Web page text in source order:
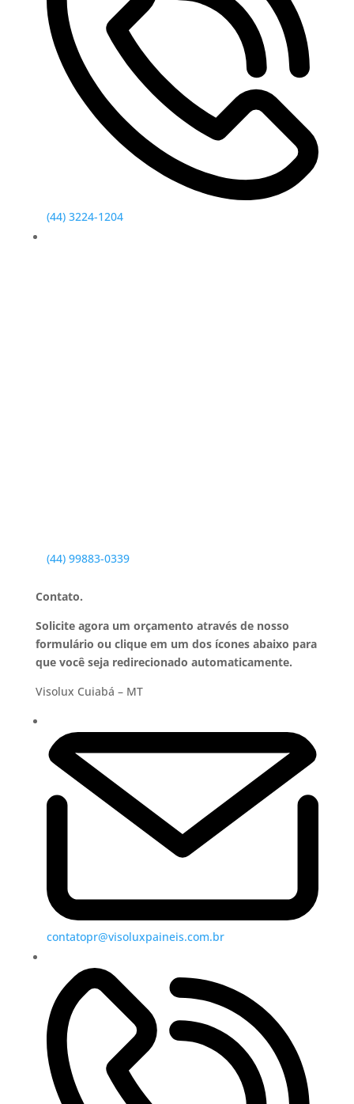
(44) 3224-1204
(44) 99883-0339
Contato.
Solicite agora um orçamento através de nosso
formulário ou clique em um dos ícones abaixo para
que você seja redirecionado automaticamente.
Visolux Cuiabá – MT
contatopr@visoluxpaineis.com.br